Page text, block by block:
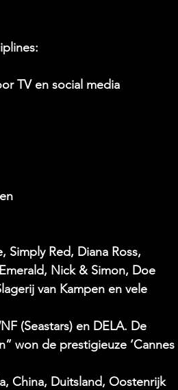
TV en social media
Simply Red, Diana Ross,
Nick & Simon, Doe
van Kampen en vele
(Seastars) en DELA. De
won de prestigieuze ‘Cannes
China, Duitsland, Oostenrijk